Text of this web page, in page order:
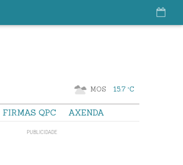
MOS 15.7 °C
FIRMAS QPC AXENDA